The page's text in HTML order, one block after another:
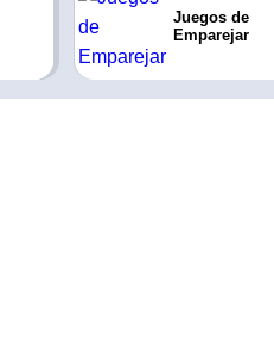
Juegos de
Emparejar